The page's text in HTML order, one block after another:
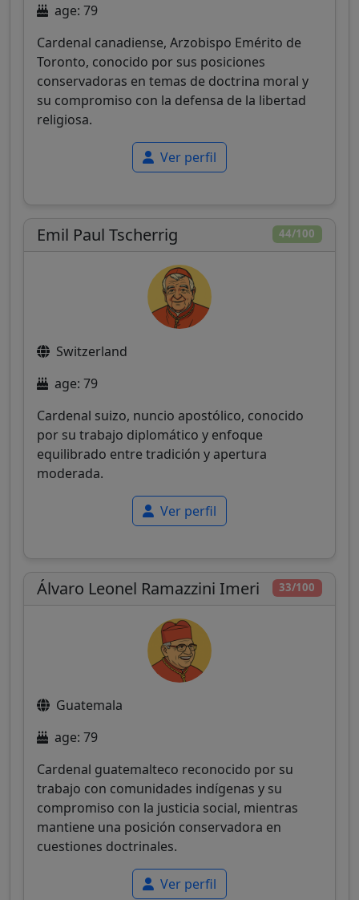
age: 79
Cardenal canadiense, Arzobispo Emérito de
Toronto, conocido por sus posiciones
conservadoras en temas de doctrina moral y
su compromiso con la defensa de la libertad
religiosa.
Ver perfil
44/100
Emil Paul Tscherrig
Switzerland
age: 79
Cardenal suizo, nuncio apostólico, conocido
por su trabajo diplomático y enfoque
equilibrado entre tradición y apertura
moderada.
Ver perfil
33/100
Álvaro Leonel Ramazzini Imeri
Guatemala
age: 79
Cardenal guatemalteco reconocido por su
trabajo con comunidades indígenas y su
compromiso con la justicia social, mientras
mantiene una posición conservadora en
cuestiones doctrinales.
Ver perfil